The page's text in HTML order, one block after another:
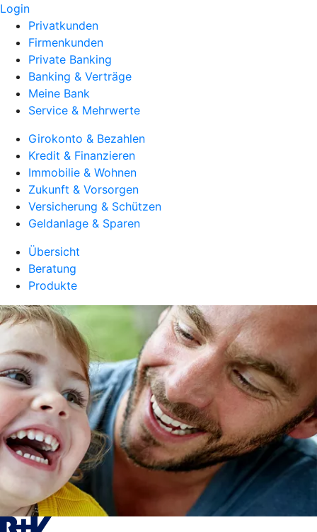
Login
Privatkunden
Firmenkunden
Private Banking
Banking & Verträge
Meine Bank
Service & Mehrwerte
Girokonto & Bezahlen
Kredit & Finanzieren
Immobilie & Wohnen
Zukunft & Vorsorgen
Versicherung & Schützen
Geldanlage & Sparen
Übersicht
Beratung
Produkte